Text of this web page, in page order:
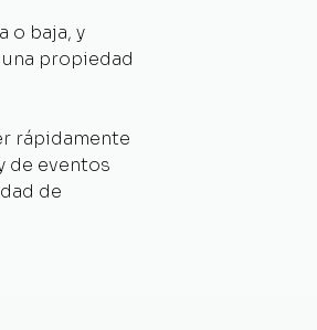
o baja, y
propiedad
rápidamente
de eventos
de